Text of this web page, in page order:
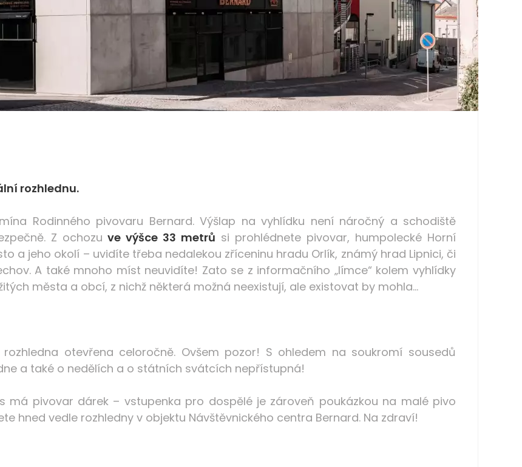
rozhlednu.
Rodinného pivovaru Bernard. Výšlap na vyhlídku není náročný a schodiště
Z ochozuve výšce 33 metrů si prohlédnete pivovar, humpolecké Horní
a jeho okolí – uvidíte třeba nedalekou zříceninu hradu Orlík, známý hrad Lipnici, či
A také mnoho míst neuvidíte! Zato se z informačního „límce“ kolem vyhlídky
města a obcí, z nichž některá možná neexistují, ale existovat by mohla…
otevřena celoročně. Ovšem pozor! S ohledem na soukromí sousedů
a také o nedělích a o státních svátcích nepřístupná!
má pivovar dárek – vstupenka pro dospělé je zároveň poukázkou na malé pivo
hned vedle rozhledny v objektu Návštěvnického centra Bernard. Na zdraví!